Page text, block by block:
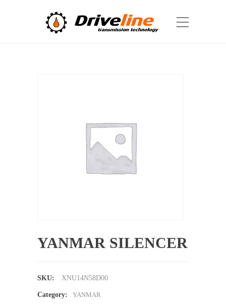
YANMAR SILENCER
SKU: XNU14N58D00
Category: YANMAR